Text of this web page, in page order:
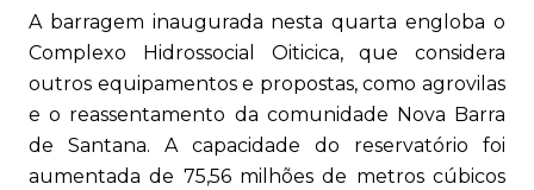
A barragem inaugurada nesta quarta engloba o
Complexo Hidrossocial Oiticica, que considera
outros equipamentos e propostas, como agrovilas
e o reassentamento da comunidade Nova Barra
de Santana. A capacidade do reservatório foi
aumentada de 75,56 milhões de metros cúbicos